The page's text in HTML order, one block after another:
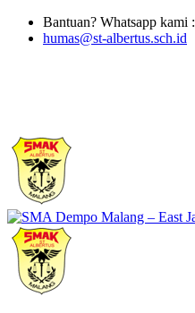
Bantuan? Whatsapp kami :
humas@st-albertus.sch.id